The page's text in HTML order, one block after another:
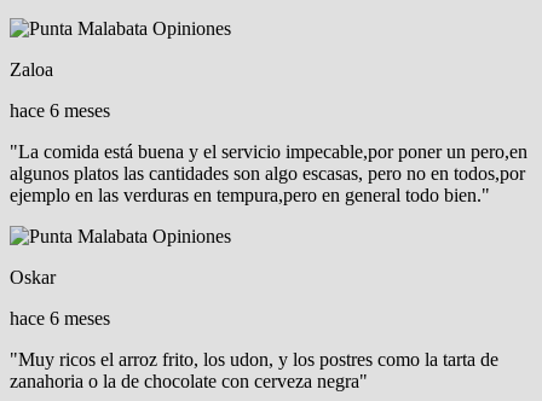
Zaloa
hace 6 meses
"La comida está buena y el servicio impecable,por poner un pero,en
algunos platos las cantidades son algo escasas, pero no en todos,por
ejemplo en las verduras en tempura,pero en general todo bien."
Oskar
hace 6 meses
"Muy ricos el arroz frito, los udon, y los postres como la tarta de
zanahoria o la de chocolate con cerveza negra"